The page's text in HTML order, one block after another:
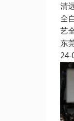
清
全
艺
东
24-